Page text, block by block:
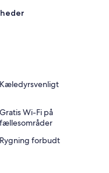
Kæledyrsvenligt
Gratis Wi-Fi på
fællesområder
Rygning forbudt